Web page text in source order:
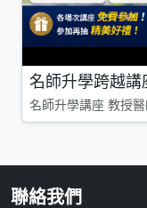
名師升學跨越
名師升學講座 教授
聯絡我們